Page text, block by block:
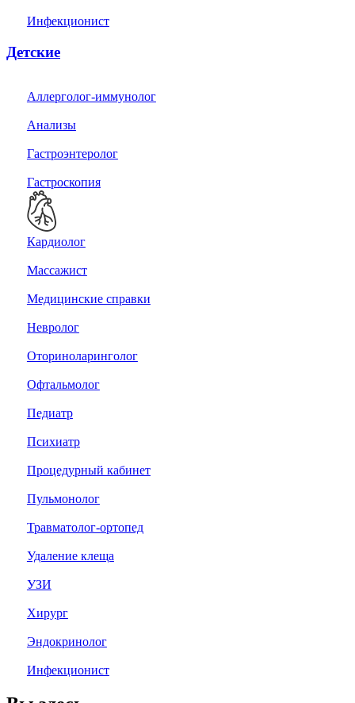
Инфекционист
Детские
Аллерголог-иммунолог
Анализы
Гастроэнтеролог
Гастроскопия
Кардиолог
Массажист
Медицинские справки
Невролог
Оториноларинголог
Офтальмолог
Педиатр
Психиатр
Процедурный кабинет
Пульмонолог
Травматолог-ортопед
Удаление клеща
УЗИ
Хирург
Эндокринолог
Инфекционист